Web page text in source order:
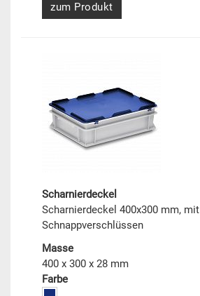
zum Produkt
Scharnierdeckel
Scharnierdeckel 400x300 mm, mit
Schnappverschlüssen
Masse
400 x 300 x 28 mm
Farbe